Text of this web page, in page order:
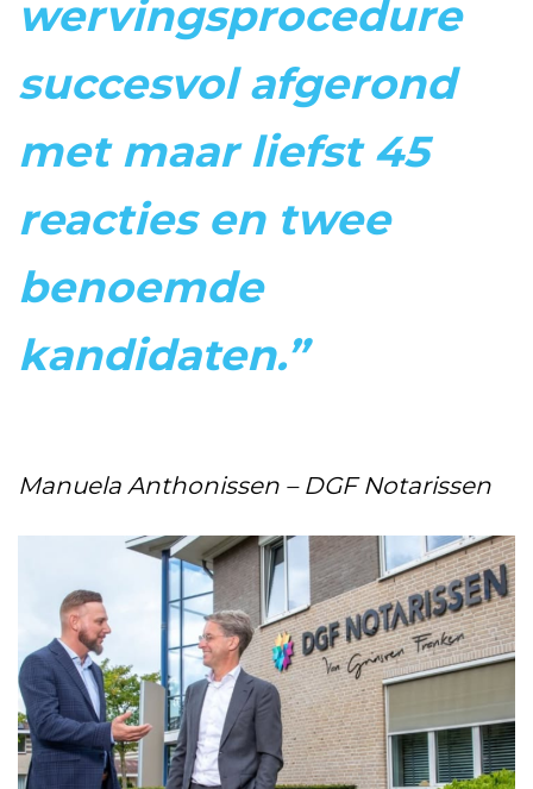
wervingsprocedure
succesvol afgerond
met maar liefst 45
reacties en twee
benoemde
kandidaten.”
Manuela Anthonissen – DGF Notarissen